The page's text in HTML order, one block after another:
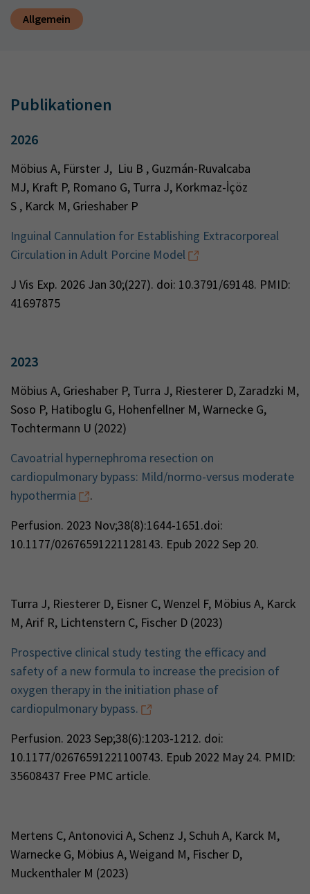
Allgemein
Publikationen
2026
Möbius A, Fürster J, Liu B , Guzmán-Ruvalcaba
MJ, Kraft P, Romano G, Turra J, Korkmaz-İçöz
S , Karck M, Grieshaber P
Inguinal Cannulation for Establishing Extracorporeal
Circulation in Adult Porcine Model
J Vis Exp. 2026 Jan 30;(227). doi: 10.3791/69148. PMID:
41697875
2023
Möbius A, Grieshaber P, Turra J, Riesterer D, Zaradzki M,
Soso P, Hatiboglu G, Hohenfellner M, Warnecke G,
Tochtermann U (2022)
Cavoatrial hypernephroma resection on
cardiopulmonary bypass: Mild/normo-versus moderate
hypothermia
.
Perfusion. 2023 Nov;38(8):1644-1651.doi:
10.1177/02676591221128143. Epub 2022 Sep 20.
Turra J, Riesterer D, Eisner C, Wenzel F, Möbius A, Karck
M, Arif R, Lichtenstern C, Fischer D (2023)
Prospective clinical study testing the efficacy and
safety of a new formula to increase the precision of
oxygen therapy in the initiation phase of
cardiopulmonary bypass.
Perfusion. 2023 Sep;38(6):1203-1212. doi:
10.1177/02676591221100743. Epub 2022 May 24. PMID:
35608437 Free PMC article.
Mertens C, Antonovici A, Schenz J, Schuh A, Karck M,
Warnecke G, Möbius A, Weigand M, Fischer D,
Muckenthaler M (2023)